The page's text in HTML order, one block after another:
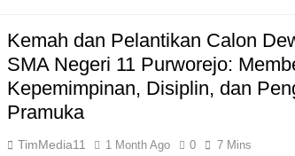
Kemah dan Pelantikan Calon
SMA Negeri 11 Purworejo:
Kepemimpinan, Disiplin, dan
Pramuka
TimMedia11 1 Month Ago 0 7 Mins